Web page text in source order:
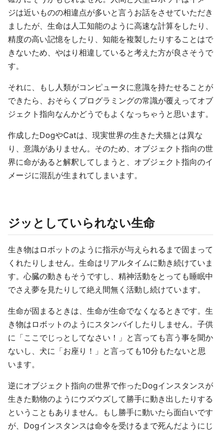
ジは近いものの相違点が多いと言うお話をさせていただき
ましたが、生命は人工知能のように高速な計算をしたり、
精度の高い記憶をしたり、知能を複製したりすることはで
きないため、やはり相違していると考えた方が良さそうで
す。
それに、もし人類がコンピュータに意識を持たせることが
できたら、おそらくプログラミングの常識が覆えってオブ
ジェクト指向なんかどうでもよくなっちゃうと思います。
作成したDogやCatは、現実世界の生きた犬猫とは異な
り、意識がありません。そのため、オブジェクト指向の世
界に命があると解釈してしまうと、オブジェクト指向のイ
メージに混乱が生まれてしまいます。
ジッとしていられない生命
生き物はロボットのように指示が与えられるまで固まって
くれたりしません。生命はリアルタイムに動き続けていま
す。心臓の動きもそうですし、精神活動をとっても睡眠中
でさえ夢を見たりして絶え間無く活動し続けています。
生命が固まるときは、生命が生命でなくなるときです。生
き物はロボットのようにスタンバイしたりしません。子供
に「ここでじっとしてなさい！」と言っても言う事を聞か
ないし、犬に「お座り！」と言っても10分もたないと思
います。
逆にオブジェクト指向の世界で作ったDogインスタンスが
生きた動物のようにウズウズして勝手に動き出したりする
ということもありません。もし勝手に動いたら面白いです
が、Dogインスタンスは命令を受けるまで死んだようにじ